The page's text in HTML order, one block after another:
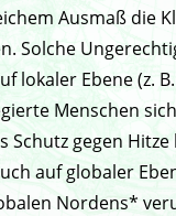
Ausmaß die
Solche
lokaler Ebene (z.
Menschen
Schutz gegen Hitze
auf globaler
Nordens*